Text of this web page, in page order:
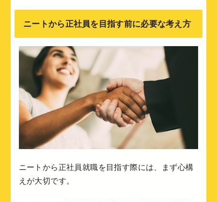
ニートから正社員を目指す前に必要な考え方
ニートから正社員就職を目指す際には、まず心構
えが大切です。